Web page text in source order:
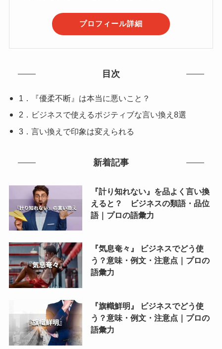
プロフィール詳細
目次
1．『優柔不断』は本当に悪いこと？
2．ビジネスで使えるポジティブな言い換え8選
3．言い換えで印象は変えられる
新着記事
『計り知れない』を品よく言い換
えると？ ビジネスの類語・品位
語｜プロの語彙力
『気息奄々』 ビジネスでどう使
う？意味・例文・注意点｜プロの
語彙力
『旗幟鮮明』 ビジネスでどう使
う？意味・例文・注意点｜プロの
語彙力